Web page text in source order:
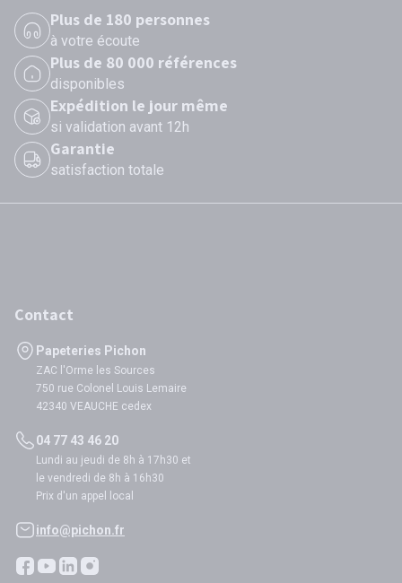
Plus de 180 personnes
à votre écoute
Plus de 80 000 références
disponibles
Expédition le jour même
si validation avant 12h
Garantie
satisfaction totale
Contact
Papeteries Pichon
ZAC l'Orme les Sources
750 rue Colonel Louis Lemaire
42340 VEAUCHE cedex
04 77 43 46 20
Lundi au jeudi de 8h à 17h30 et
le vendredi de 8h à 16h30
Prix d'un appel local
info@pichon.fr